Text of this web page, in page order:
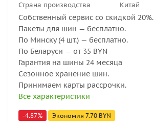
Страна производства
Китай
Собственный сервис со скидкой 20%.
Пакеты для шин — бесплатно.
По Минску (4 шт.) — бесплатно.
По Беларуси — от 35 BYN
Гарантия на шины 24 месяца
Сезонное хранение шин.
Принимаем карты рассрочки.
Все характеристики
-4.87% Экономия 7.70 BYN